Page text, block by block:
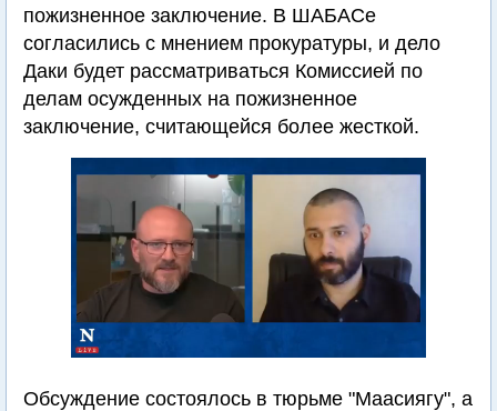
пожизненное заключение. В ШАБАСе
согласились с мнением прокуратуры, и дело
Даки будет рассматриваться Комиссией по
делам осужденных на пожизненное
заключение, считающейся более жесткой.
Обсуждение состоялось в тюрьме "Маасиягу", а